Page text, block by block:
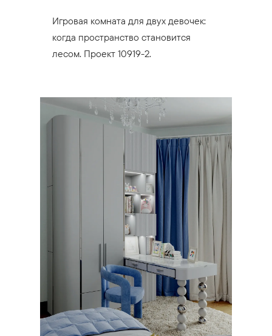
Игровая комната для двух девочек:
когда пространство становится
лесом. Проект 10919-2.